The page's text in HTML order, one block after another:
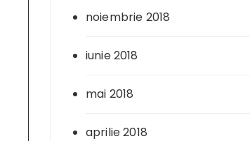
noiembrie 2018
iunie 2018
mai 2018
aprilie 2018